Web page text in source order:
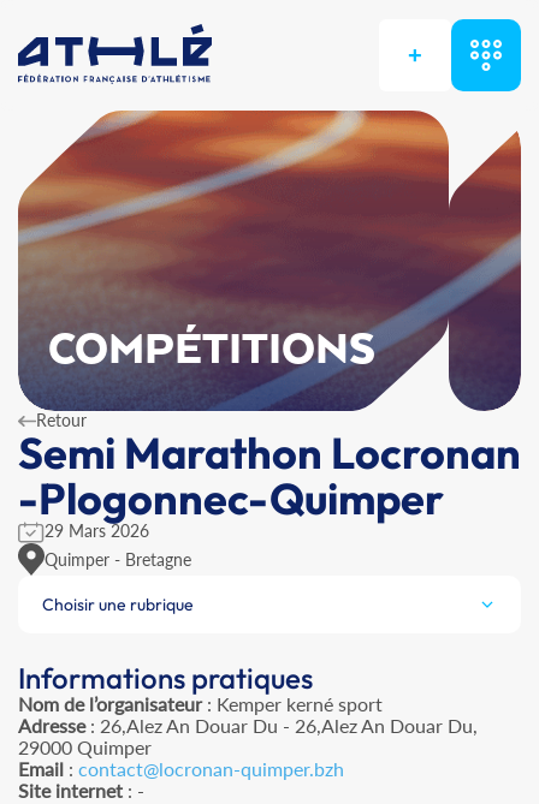
+
COMPÉTITIONS
Retour
Semi Marathon Locronan
-Plogonnec-Quimper
29 Mars 2026
Quimper - Bretagne
Choisir une rubrique
Informations pratiques
Nom de l’organisateur: Kemper kerné sport
Adresse: 26,Alez An Douar Du - 26,Alez An Douar Du,
29000 Quimper
Email : contact@locronan-quimper.bzh
Site internet : -